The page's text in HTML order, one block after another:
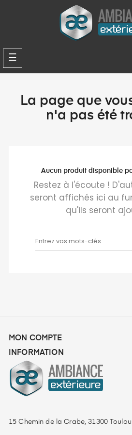
Basculer
la
☰
La page que
n'a pas été
Aucun produit disponible
Restez à l'écoute !
seront affichés ici au
qu'ils seront
MON COMPTE
INFORMATION
15 Chemin de la Crabe, 31300
Panneau de gestion des cookies